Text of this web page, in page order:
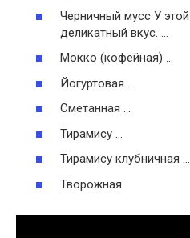
Черничный мусс У этой
деликатный вкус. …
Мокко (кофейная) …
Йогуртовая …
Сметанная …
Тирамису …
Тирамису клубничная …
Творожная